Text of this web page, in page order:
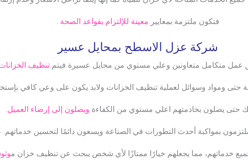
فتكون ملتزمة بمعايير معينة للإلتزام بقواعد الصحة .
شركة عزل الاسطح بمحايل عسير
عمل متكامل متعاونين وعلي مستوي من محايل عسيرة فيتم تنظيف
حتى ومواد وسوائل لعملية تنظيف الخزانات ولابد يكون على وعي كافي
حتى يصلون بخادمتهم اعلي مستوي من الكفاءة ويصلون إلى إرضاء العميل.
بمواكبة أحدث التطورات في الصناعة ويسعون دائمًا لتحسين
خدماتهم، مما يجعلهم خيارًا ممتازًا لأي شخص يبحث عن تنظيف خزان م